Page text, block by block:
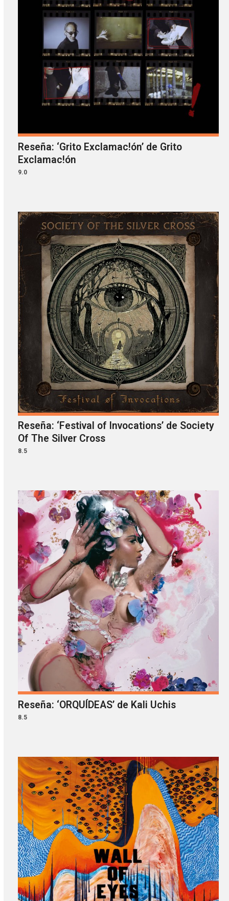
Reseña: ‘Grito Exclamac!ón’ de Grito
Exclamac!ón
9.0
Reseña: ‘Festival of Invocations’ de Society
Of The Silver Cross
8.5
Reseña: ‘ORQUÍDEAS’ de Kali Uchis
8.5